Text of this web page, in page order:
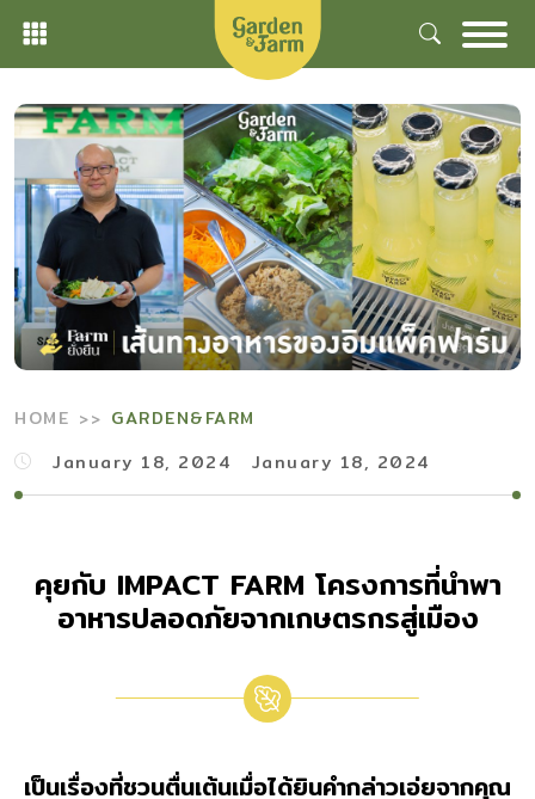
Skip
content
HOME
GARDEN&FARM
January 18, 2024
January 18, 2024
คุยกับ IMPACT FARM โครงการที่นำพา
อาหารปลอดภัยจากเกษตรกรสู่เมือง
เป็นเรื่องที่ชวนตื่นเต้นเมื่อได้ยินคำกล่าวเอ่ยจากคุณ